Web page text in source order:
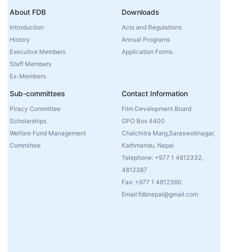
About FDB
Introduction
History
Executive Members
Staff Members
Ex-Members
Downloads
Acts and Regulations
Annual Programs
Application Forms
Sub-committees
Piracy Committee
Scholarships
Welfare Fund Management
Committee
Contact Information
Film Development Board
GPO Box 4400
Chalchitra Marg,Saraswotinagar,
Kathmandu, Nepal
Telephone: +977 1 4812332,
4812387
Fax: +977 1 4812360
Email:fdbnepal@gmail.com